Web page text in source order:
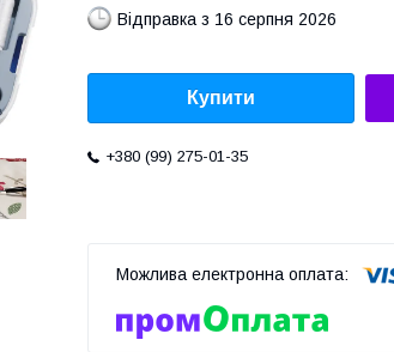
Відправка з 16 серпня 2026
Купити
+380 (99) 275-01-35